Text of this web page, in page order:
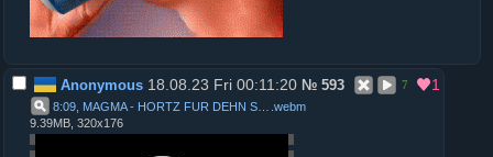
Anonymous18.08.23 Fri 00:11:20 № 593 7 1
webm
9.39MB, 320x176